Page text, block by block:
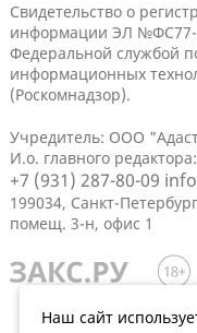
Свидетельство о
информации ЭЛ №ФС77-
Федеральной службой
информационных
(Роскомнадзор).
Учредитель: ООО
И.о. главного
+7 (931) 287-80-09
199034, Санкт-
помещ. 3-н, офис 1
Наш сайт